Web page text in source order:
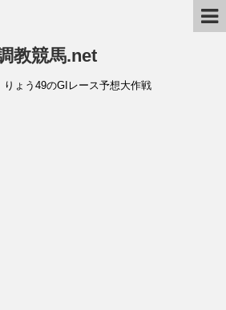
教競馬.net
ょう49のGIレース予想大作戦